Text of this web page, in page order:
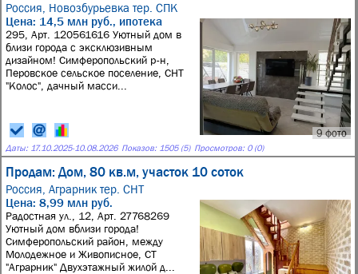
Россия, Новозбурьевка тер. СПК
9 фото
Цена: 14,5 млн руб., ипотека
295, Арт. 120561616 Уютный дом в
близи города с эксклюзивным
дизайном! Симферопольский р-н,
Перовское сельское поселение, СНТ
"Колос", дачный масси...
Даты: 17.10.2025-10.08.2026 Показов: 1505 (5) Просмотров: 0 (0)
Продам: Дом, 80 кв.м, участок 10 соток
Россия, Аграрник тер. СНТ
Цена: 8,99 млн руб.
Радостная ул., 12, Арт. 27768269
Уютный дом вблизи города!
Симферопольский район, между
Молодежное и Живописное, СТ
"Аграрник" Двухэтажный жилой д...